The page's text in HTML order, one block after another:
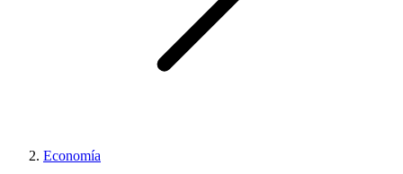
Economía